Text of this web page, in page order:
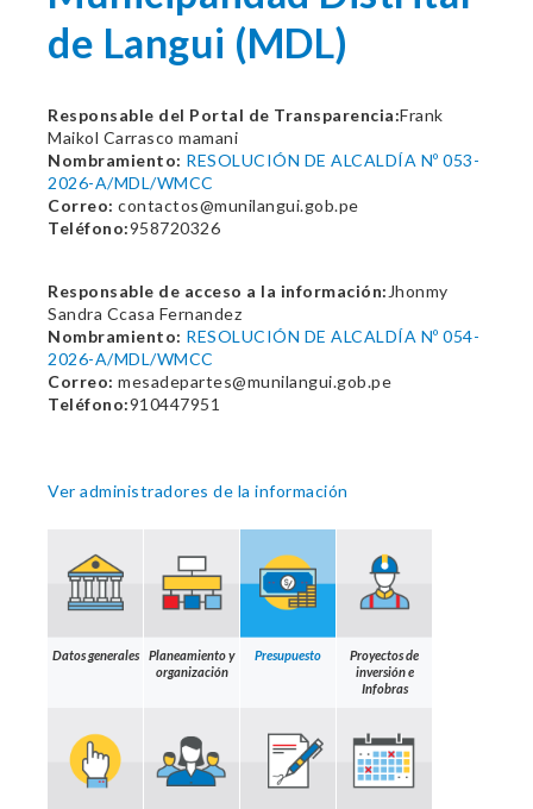
de Langui (MDL)
Responsable del Portal de Transparencia:Frank
Maikol Carrasco mamani
Nombramiento: RESOLUCIÓN DE ALCALDÍA Nº 053-
2026-A/MDL/WMCC
Correo: contactos@munilangui.gob.pe
Teléfono:958720326
Responsable de acceso a la información: Jhonmy
Sandra Ccasa Fernandez
Nombramiento: RESOLUCIÓN DE ALCALDÍA Nº 054-
2026-A/MDL/WMCC
Correo: mesadepartes@munilangui.gob.pe
Teléfono:910447951
Ver administradores de la información
Datos generales
Planeamiento y
organización
Presupuesto
Proyectos de
inversión e
Infobras